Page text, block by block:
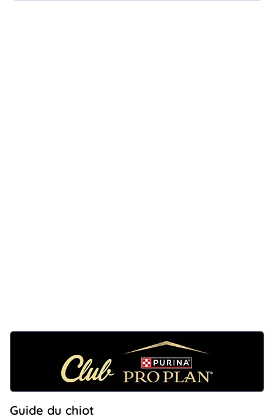
Guide du chiot